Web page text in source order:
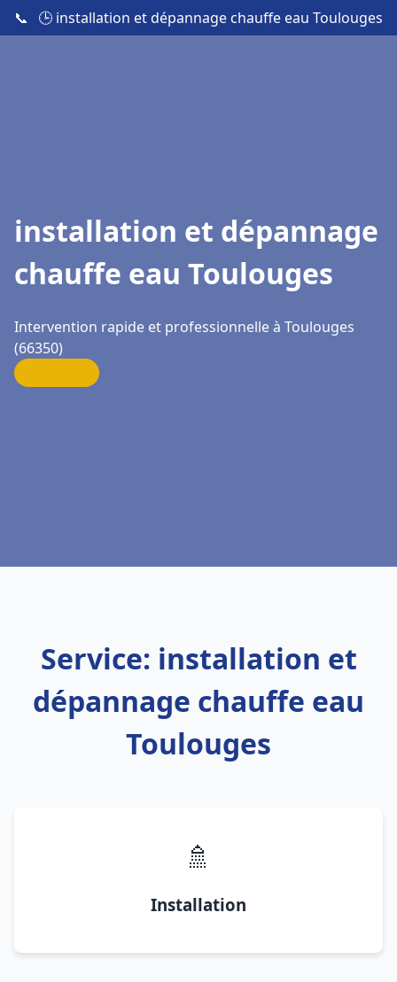
📞 🕒 installation et dépannage chauffe eau Toulouges
installation et dépannage
chauffe eau Toulouges
Intervention rapide et professionnelle à Toulouges
(66350)
Service: installation et
dépannage chauffe eau
Toulouges
🚿
Installation